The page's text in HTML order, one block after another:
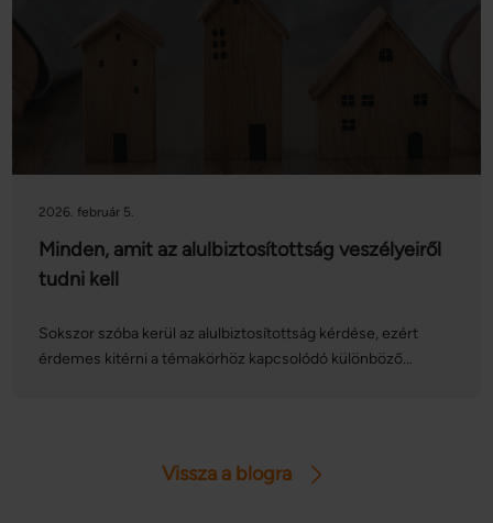
2026. február 5.
Minden, amit az alulbiztosítottság veszélyeiről
tudni kell
Sokszor szóba kerül az alulbiztosítottság kérdése, ezért
érdemes kitérni a témakörhöz kapcsolódó különböző
okozhatnak, ha nem kezeljük elég tudatosan
Vissza a blogra